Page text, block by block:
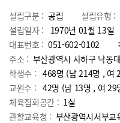
설립구분 : 공립 설립유형 :
설립일자 :
1970년 01월 13일
대표번호 : 051-602-0102
주소 : 부산광역시 사하구 낙동
학생수 : 468명 (남 214명 , 여
교원수 : 42명 (남 13명 , 여 29
체육집회공간 : 1실
관할교육청 : 부산광역시서부교